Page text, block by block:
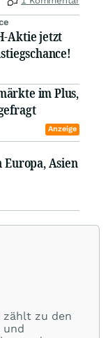
Aktie jetzt
im Plus,
Anzeige
Asien
zählt zu den
und